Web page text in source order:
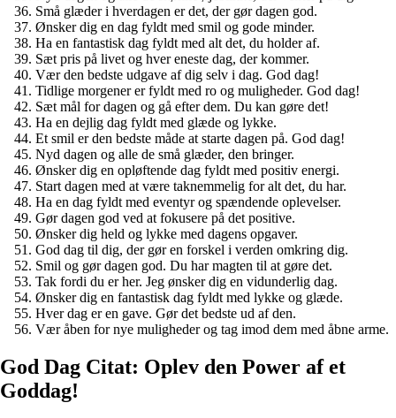
Små glæder i hverdagen er det, der gør dagen god.
Ønsker dig en dag fyldt med smil og gode minder.
Ha en fantastisk dag fyldt med alt det, du holder af.
Sæt pris på livet og hver eneste dag, der kommer.
Vær den bedste udgave af dig selv i dag. God dag!
Tidlige morgener er fyldt med ro og muligheder. God dag!
Sæt mål for dagen og gå efter dem. Du kan gøre det!
Ha en dejlig dag fyldt med glæde og lykke.
Et smil er den bedste måde at starte dagen på. God dag!
Nyd dagen og alle de små glæder, den bringer.
Ønsker dig en opløftende dag fyldt med positiv energi.
Start dagen med at være taknemmelig for alt det, du har.
Ha en dag fyldt med eventyr og spændende oplevelser.
Gør dagen god ved at fokusere på det positive.
Ønsker dig held og lykke med dagens opgaver.
God dag til dig, der gør en forskel i verden omkring dig.
Smil og gør dagen god. Du har magten til at gøre det.
Tak fordi du er her. Jeg ønsker dig en vidunderlig dag.
Ønsker dig en fantastisk dag fyldt med lykke og glæde.
Hver dag er en gave. Gør det bedste ud af den.
Vær åben for nye muligheder og tag imod dem med åbne arme.
God Dag Citat: Oplev den Power af et
Goddag!